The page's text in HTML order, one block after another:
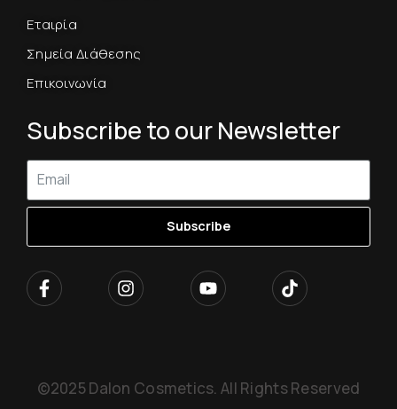
Εταιρία
Σημεία Διάθεσης
Επικοινωνία
Subscribe to our Newsletter
Subscribe
©2025 Dalon Cosmetics. All Rights Reserved